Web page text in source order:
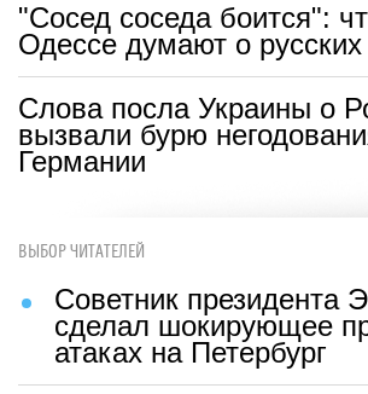
"Сосед соседа боится":
Одессе думают о русских
Слова посла Украины о
вызвали бурю
Германии
ВЫБОР ЧИТАТЕЛЕЙ
Советник президента
сделал шокирующее
атаках на Петербург